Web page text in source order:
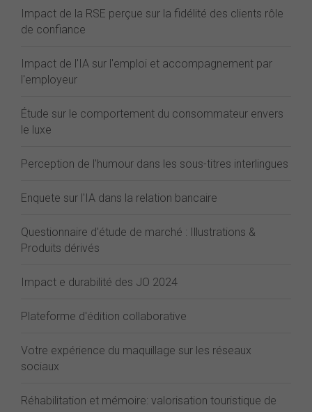
Impact de la RSE perçue sur la fidélité des clients rôle
de confiance
Impact de l'IA sur l'emploi et accompagnement par
l'employeur
Étude sur le comportement du consommateur envers
le luxe
Perception de l'humour dans les sous-titres interlingues
Enquete sur l'IA dans la relation bancaire
Questionnaire d'étude de marché : Illustrations &
Produits dérivés
Impact e durabilité des JO 2024
Plateforme d'édition collaborative
Votre expérience du maquillage sur les réseaux
sociaux
Réhabilitation et mémoire: valorisation touristique de